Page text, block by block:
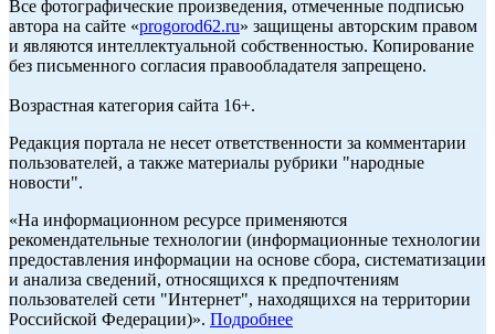
Все фотографические произведения, отмеченные подписью
автора на сайте «progorod62.ru» защищены авторским правом
и являются интеллектуальной собственностью. Копирование
без письменного согласия правообладателя запрещено.
Возрастная категория сайта 16+.
Редакция портала не несет ответственности за комментарии
пользователей, а также материалы рубрики "народные
новости".
«На информационном ресурсе применяются
рекомендательные технологии (информационные технологии
предоставления информации на основе сбора, систематизации
и анализа сведений, относящихся к предпочтениям
пользователей сети "Интернет", находящихся на территории
Российской Федерации)». Подробнее